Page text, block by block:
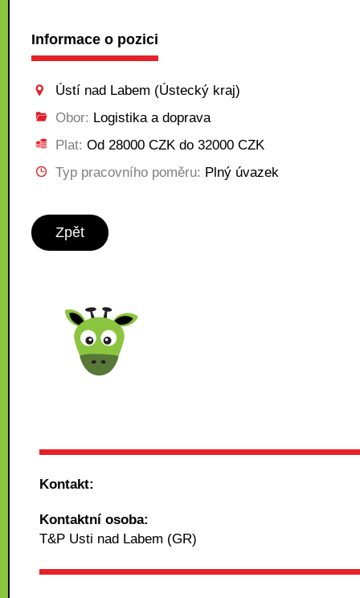
Informace o pozici
Ústí nad Labem (Ústecký kraj)
Obor: Logistika a doprava
Plat: Od 28000 CZK do 32000 CZK
Typ pracovního poměru: Plný úvazek
Zpět
Kontakt:
Kontaktní osoba:
T&P Usti nad Labem (GR)